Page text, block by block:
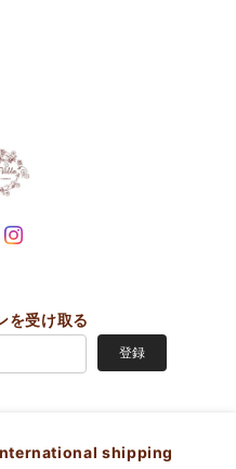
を受け取る
登録
定商取引法に基づく表記shipping